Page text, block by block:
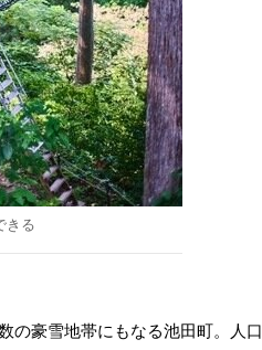
きる
の豪雪地帯にもなる池田町。人口